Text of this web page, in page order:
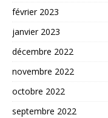
février 2023
janvier 2023
décembre 2022
novembre 2022
octobre 2022
septembre 2022